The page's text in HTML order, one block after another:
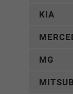
KIA
MG